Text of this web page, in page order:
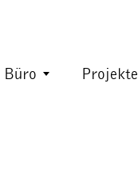
Büro Projekte